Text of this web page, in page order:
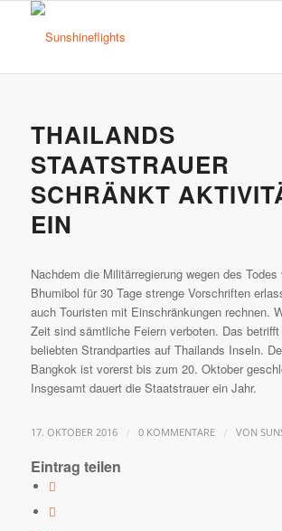
THAILANDS
STAATSTRAUER
SCHRÄNKT
EIN
Nachdem die Militärregierung wegen des
Bhumibol für 30 Tage strenge Vorschriften
auch Touristen mit Einschränkungen rechnen.
Zeit sind sämtliche Feiern verboten. Das
beliebten Strandparties auf Thailands Inseln.
Bangkok ist vorerst bis zum 20. Oktober
Insgesamt dauert die Staatstrauer ein Jahr.
17. OKTOBER 2016 / 0 KOMMENTARE / VON
Eintrag teilen